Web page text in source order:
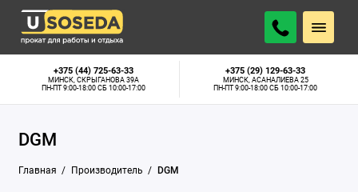
+375 (44) 725-63-33
МИНСК, СКРЫГАНОВА 39А
ПН-ПТ 9:00-18:00 СБ 10:00-17:00
+375 (29) 129-63-33
МИНСК, АСАНАЛИЕВА 25
ПН-ПТ 9:00-18:00 СБ 10:00-17:00
DGM
Главная Производитель DGM